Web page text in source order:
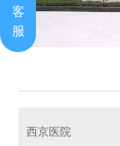
西京医院
客
服